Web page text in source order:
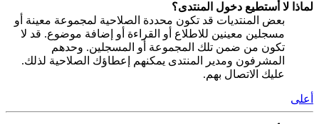
لماذا لا أستطيع دخول المنتدى؟
بعض المنتديات قد تكون محددة الصلاحية لمجموعة معينة أو
مسجلين معينين للاطلاع أو القراءة أو إضافة موضوع. قد لا
تكون من ضمن تلك المجموعة أو المسجلين. وحدهم
المشرفون ومدير المنتدى يمكنهم إعطاؤك الصلاحية لذلك.
عليك الاتصال بهم.
أعلى